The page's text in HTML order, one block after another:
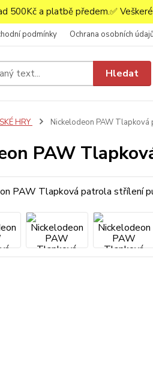
500Kč a platbě předem.✅
podmínky Ochrana osobních
Hledat
HRY Nickelodeon PAW Tlapková
PAW